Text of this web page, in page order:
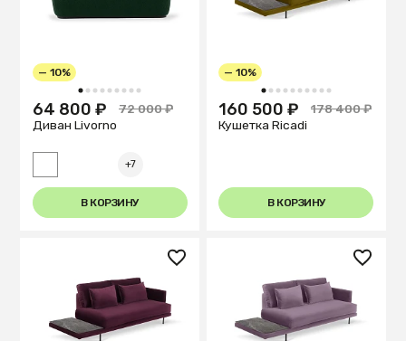
1 2 3 4 5 6 7 8 9
— 10%
64 800 ₽
72 000 ₽
Диван Livorno
+7
В КОРЗИНУ
1 2 3 4 5 6 7 8 9 10
— 10%
160 500 ₽
178 400 ₽
Кушетка Ricadi
В КОРЗИНУ